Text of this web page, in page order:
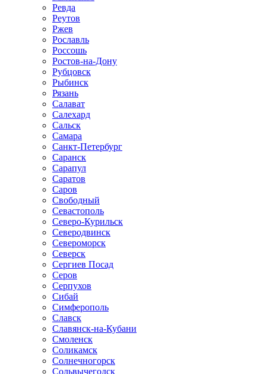
Ревда
Реутов
Ржев
Рославль
Россошь
Ростов-на-Дону
Рубцовск
Рыбинск
Рязань
Салават
Салехард
Сальск
Самара
Санкт-Петербург
Саранск
Сарапул
Саратов
Саров
Свободный
Севастополь
Северо-Курильск
Северодвинск
Североморск
Северск
Сергиев Посад
Серов
Серпухов
Сибай
Симферополь
Славск
Славянск-на-Кубани
Смоленск
Соликамск
Солнечногорск
Сольвычегодск